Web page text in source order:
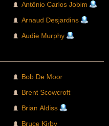
Antônio Carlos Jobim
Arnaud Desjardins
Audie Murphy
Bob De Moor
Brent Scowcroft
Brian Aldiss
Bruce Kirby